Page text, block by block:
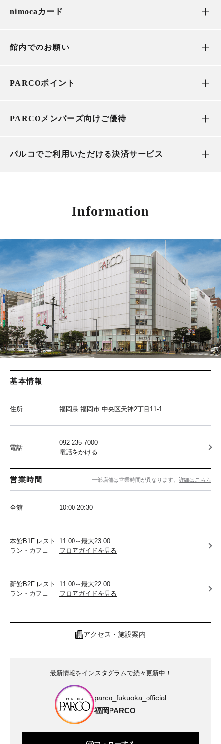
nimocaカード
館内でのお願い
PARCOポイント
PARCOメンバーズ向けご優待
パルコでご利用いただける決済サービス
Information
基本情報
住所 福岡県 福岡市 中央区天神2丁目11-1
電話
092-235-7000
電話をかける
営業時間 一部店舗は営業時間が異なります。 詳細はこちら
全館 10:00-20:30
本館B1F レスト
ラン・カフェ
11:00～最大23:00
フロアガイドを見る
新館B2F レスト
ラン・カフェ
11:00～最大22:00
フロアガイドを見る
アクセス・施設案内
最新情報をインスタグラムで続々更新中！
parco_fukuoka_official
福岡PARCO